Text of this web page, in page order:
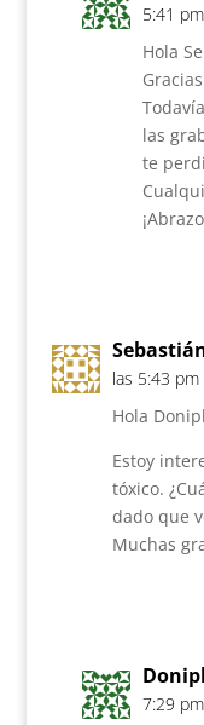
5:41 pm
Hola
las
te
las 5:43 pm
Hola
Estoy
tóxico.
dado que
Muchas
7:29 pm